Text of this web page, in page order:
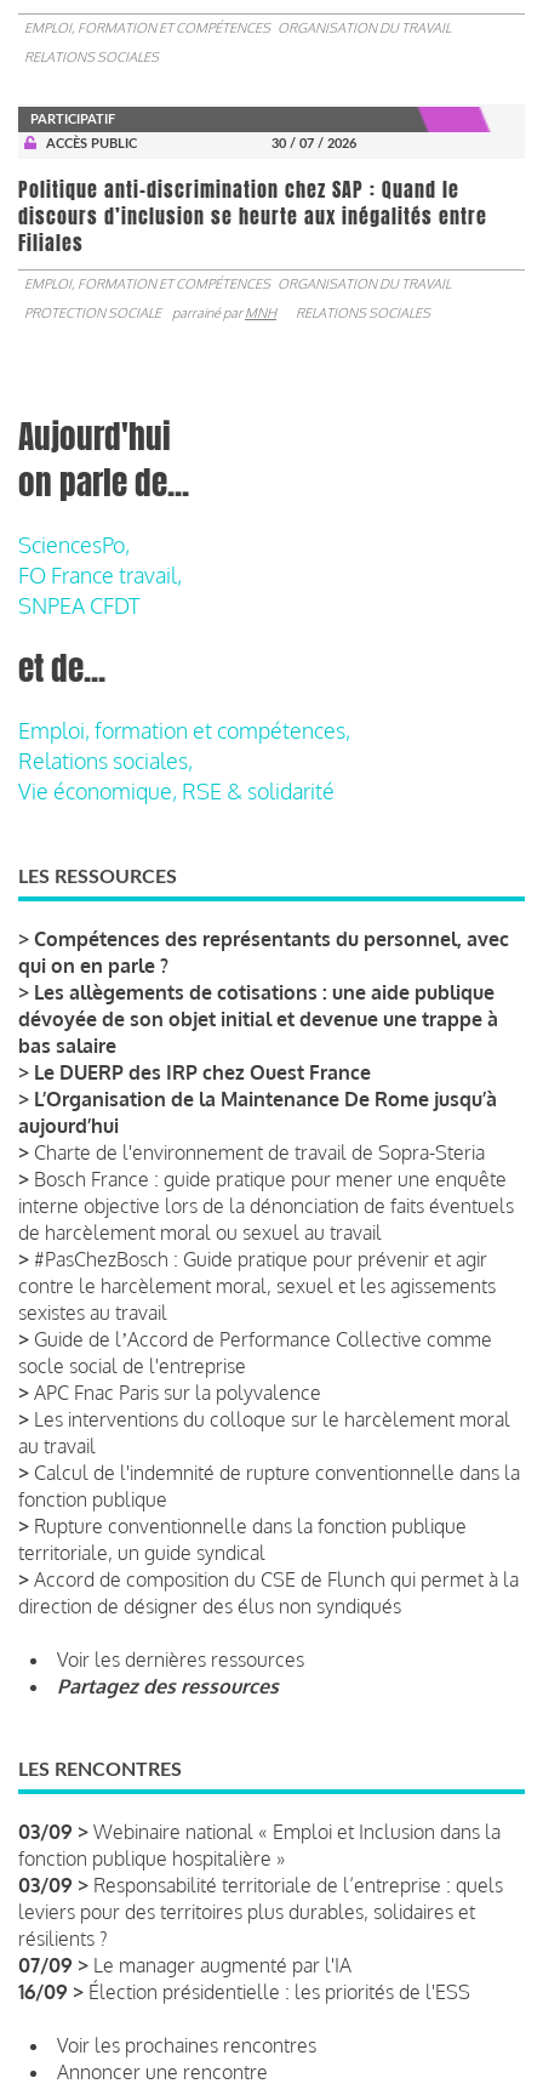
EMPLOI, FORMATION ET COMPÉTENCES ORGANISATION DU TRAVAIL
RELATIONS SOCIALES
PARTICIPATIF
ACCÈS PUBLIC
30 / 07 / 2026
Politique anti-discrimination chez SAP : Quand le
discours d’inclusion se heurte aux inégalités entre
Filiales
EMPLOI, FORMATION ET COMPÉTENCES ORGANISATION DU TRAVAIL
PROTECTION SOCIALE
parrainé parMNH RELATIONS SOCIALES
Aujourd'hui
on parle de...
SciencesPo,
FO France travail,
SNPEA CFDT
et de...
Emploi, formation et compétences,
Relations sociales,
Vie économique, RSE & solidarité
LES RESSOURCES
> Compétences des représentants du personnel, avec
qui on en parle ?
> Les allègements de cotisations : une aide publique
dévoyée de son objet initial et devenue une trappe à
bas salaire
> Le DUERP des IRP chez Ouest France
> L’Organisation de la Maintenance De Rome jusqu’à
aujourd’hui
> Charte de l'environnement de travail de Sopra-Steria
> Bosch France : guide pratique pour mener une enquête
interne objective lors de la dénonciation de faits éventuels
de harcèlement moral ou sexuel au travail
> #PasChezBosch : Guide pratique pour prévenir et agir
contre le harcèlement moral, sexuel et les agissements
sexistes au travail
> Guide de lʼAccord de Performance Collective comme
socle social de l'entreprise
> APC Fnac Paris sur la polyvalence
> Les interventions du colloque sur le harcèlement moral
au travail
> Calcul de l'indemnité de rupture conventionnelle dans la
fonction publique
> Rupture conventionnelle dans la fonction publique
territoriale, un guide syndical
> Accord de composition du CSE de Flunch qui permet à la
direction de désigner des élus non syndiqués
Voir les dernières ressources
Partagez des ressources
LES RENCONTRES
03/09 > Webinaire national « Emploi et Inclusion dans la
fonction publique hospitalière »
03/09 > Responsabilité territoriale de l’entreprise : quels
leviers pour des territoires plus durables, solidaires et
résilients ?
07/09 > Le manager augmenté par l'IA
16/09 > Élection présidentielle : les priorités de l'ESS
Voir les prochaines rencontres
Annoncer une rencontre